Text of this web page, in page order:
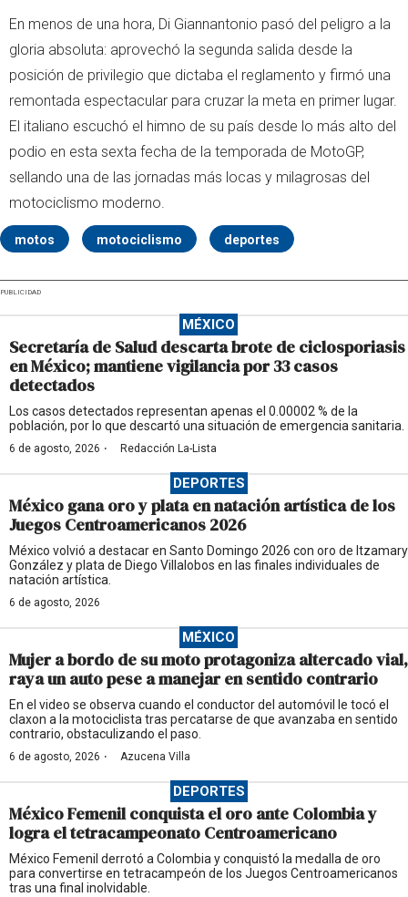
En menos de una hora, Di Giannantonio pasó del peligro a la
gloria absoluta: aprovechó la segunda salida desde la
posición de privilegio que dictaba el reglamento y firmó una
remontada espectacular para cruzar la meta en primer lugar.
El italiano escuchó el himno de su país desde lo más alto del
podio en esta sexta fecha de la temporada de MotoGP,
sellando una de las jornadas más locas y milagrosas del
motociclismo moderno.
motos motociclismo deportes
PUBLICIDAD
MÉXICO
Secretaría de Salud descarta brote de ciclosporiasis
en México; mantiene vigilancia por 33 casos
detectados
Los casos detectados representan apenas el 0.00002 % de la
población, por lo que descartó una situación de emergencia sanitaria.
6 de agosto, 2026 · Redacción La-Lista
DEPORTES
México gana oro y plata en natación artística de los
Juegos Centroamericanos 2026
México volvió a destacar en Santo Domingo 2026 con oro de Itzamary
González y plata de Diego Villalobos en las finales individuales de
natación artística.
6 de agosto, 2026
MÉXICO
Mujer a bordo de su moto protagoniza altercado vial,
raya un auto pese a manejar en sentido contrario
En el video se observa cuando el conductor del automóvil le tocó el
claxon a la motociclista tras percatarse de que avanzaba en sentido
contrario, obstaculizando el paso.
6 de agosto, 2026 · Azucena Villa
DEPORTES
México Femenil conquista el oro ante Colombia y
logra el tetracampeonato Centroamericano
México Femenil derrotó a Colombia y conquistó la medalla de oro
para convertirse en tetracampeón de los Juegos Centroamericanos
tras una final inolvidable.